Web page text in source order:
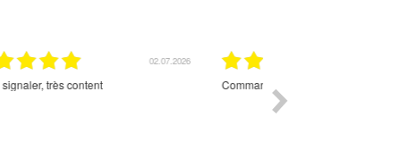
01.07.2026
Commande et délais parfait